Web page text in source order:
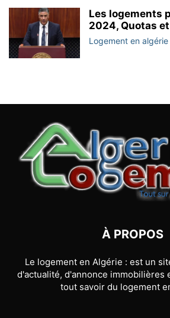
Les logements
2024, Quotas
Logement en algérie
À PROPOS
Le logement en Algérie : est un
d'actualité, d'annonce immobilières
tout savoir du logement